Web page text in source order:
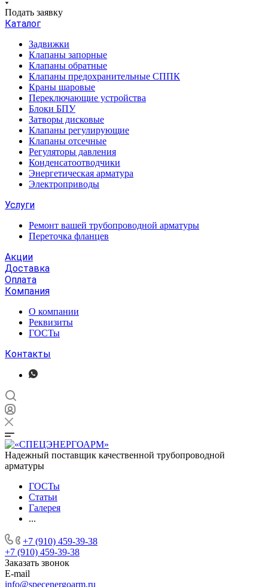
Подать заявку
Каталог
Задвижки
Клапаны запорные
Клапаны обратные
Клапаны предохранительные СППК
Краны шаровые
Переключающие устройства
Блоки БПУ
Затворы дисковые
Клапаны регулирующие
Клапаны отсечные
Регуляторы давления
Конденсатоотводчики
Энергетическая арматура
Электроприводы
Услуги
Ремонт вашей трубопроводной арматуры
Переточка фланцев
Акции
Доставка
Оплата
Компания
О компании
Реквизиты
ГОСТы
Контакты
Надежный поставщик качественной трубопроводной
арматуры
ГОСТы
Статьи
Галерея
...
+7 (910) 459-39-38
+7 (910) 459-39-38
Заказать звонок
E-mail
info@specenergoarm.ru